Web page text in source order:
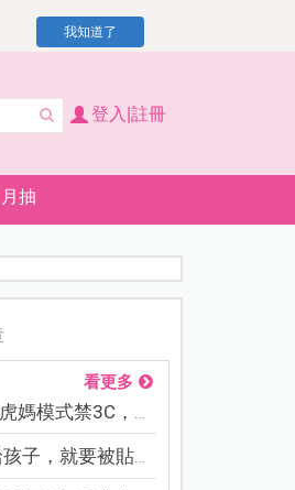
我知道了
登入|註冊
抽
看更多
模式禁3C，看...
子，就要被貼「...